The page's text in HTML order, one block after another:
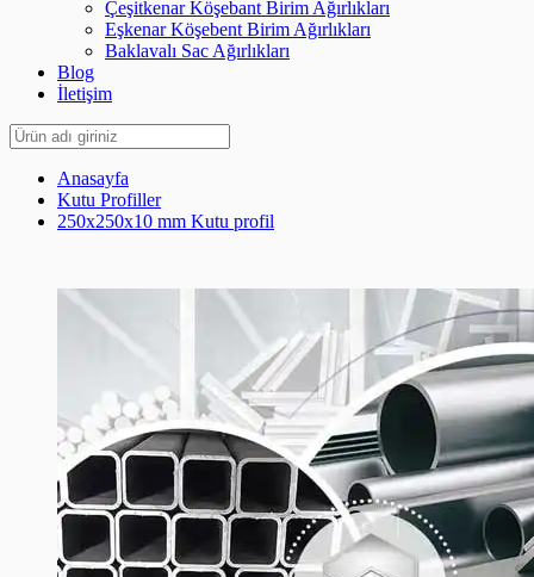
Çeşitkenar Köşebant Birim Ağırlıkları
Eşkenar Köşebent Birim Ağırlıkları
Baklavalı Sac Ağırlıkları
Blog
İletişim
Anasayfa
Kutu Profiller
250x250x10 mm Kutu profil